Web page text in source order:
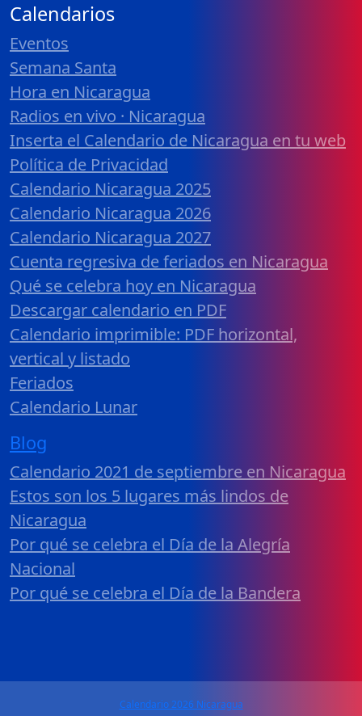
Calendarios
Eventos
Semana Santa
Hora en Nicaragua
Radios en vivo · Nicaragua
Inserta el Calendario de Nicaragua en tu web
Política de Privacidad
Calendario Nicaragua 2025
Calendario Nicaragua 2026
Calendario Nicaragua 2027
Cuenta regresiva de feriados en Nicaragua
Qué se celebra hoy en Nicaragua
Descargar calendario en PDF
Calendario imprimible: PDF horizontal,
vertical y listado
Feriados
Calendario Lunar
Blog
Calendario 2021 de septiembre en Nicaragua
Estos son los 5 lugares más lindos de
Nicaragua
Por qué se celebra el Día de la Alegría
Nacional
Por qué se celebra el Día de la Bandera
Calendario 2026 Nicaragua